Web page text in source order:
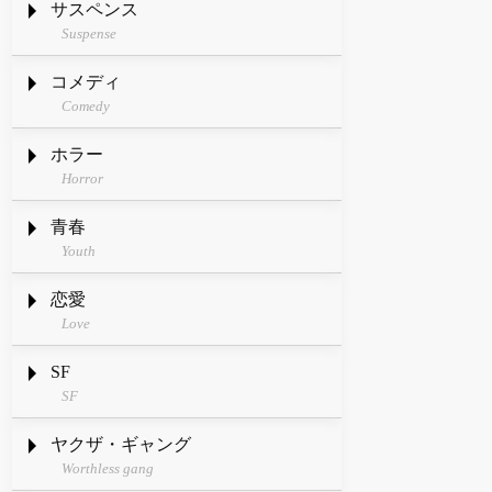
サスペンス
Suspense
コメディ
Comedy
ホラー
Horror
青春
Youth
恋愛
Love
SF
SF
ヤクザ・ギャング
Worthless gang